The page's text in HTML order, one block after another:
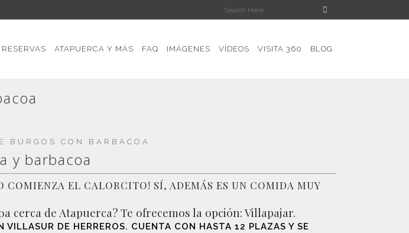
ATAPUERCA Y MÁS FAQ IMÁGENES VÍDEOS VISITA 360 BLOG
BURGOS CON BARBACOA
y barbacoa
COMIENZA EL CALORCITO! SÍ, ADEMÁS ES UN COMIDA MUY
cerca de Atapuerca? Te ofrecemos la opción: Villapajar.
VILLASUR DE HERREROS. CUENTA CON HASTA 12 PLAZAS Y SE